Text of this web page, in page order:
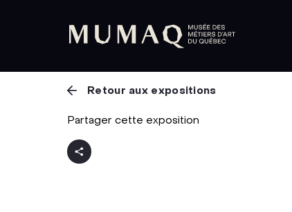
Retour aux expositions
Partager cette exposition